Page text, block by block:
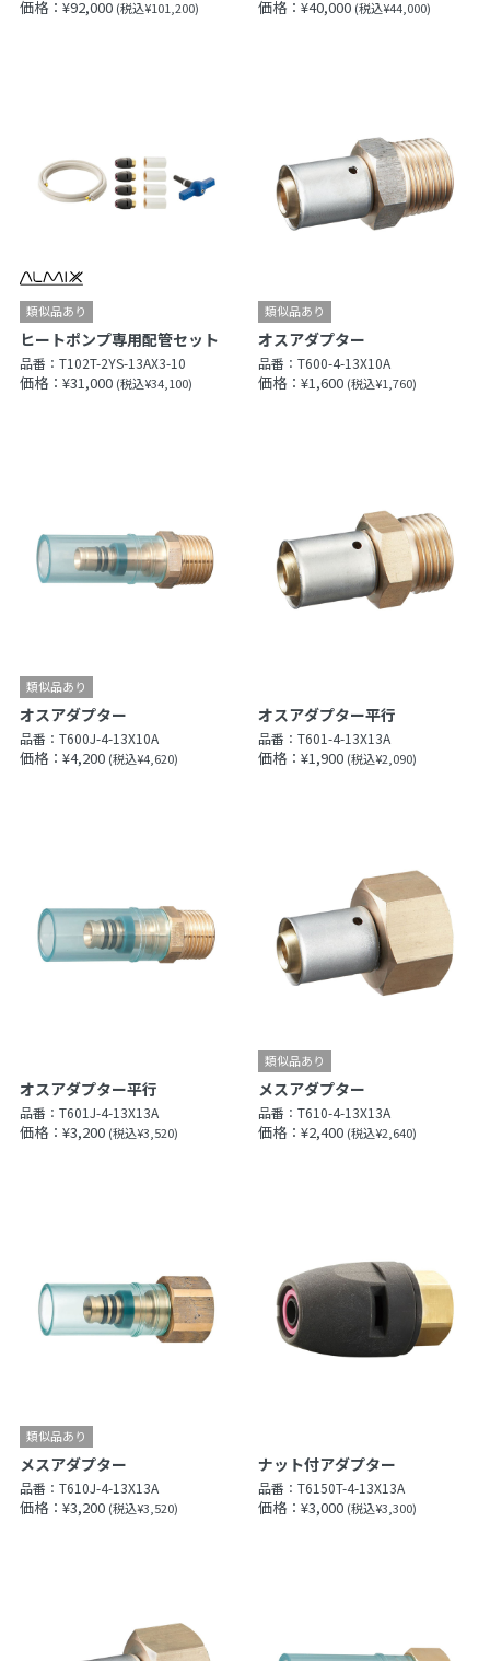
価格：¥92,000 (税込¥101,200) 価格：¥40,000 (税込¥44,000)
ヒートポンプ専用配管セット
品番： T102T-2YS-13AX3-10
価格：¥31,000 (税込¥34,100)
オスアダプター
品番：T600-4-13X10A
価格：¥1,600 (税込¥1,760)
オスアダプター
品番： T600J-4-13X10A
価格：¥4,200 (税込¥4,620)
オスアダプター平行
品番：T601-4-13X13A
価格：¥1,900 (税込¥2,090)
オスアダプター平行
品番： T601J-4-13X13A
価格：¥3,200 (税込¥3,520)
メスアダプター
品番：T610-4-13X13A
価格：¥2,400 (税込¥2,640)
メスアダプター
品番： T610J-4-13X13A
価格：¥3,200 (税込¥3,520)
ナット付アダプター
品番：T6150T-4-13X13A
価格：¥3,000 (税込¥3,300)